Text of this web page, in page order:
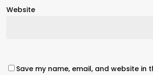
Website
Save my name, email, and website in